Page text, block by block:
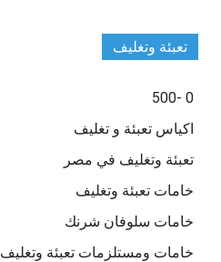
تعبئة وتغليف
0 -500
اكياس تعبئة و تغليف
تعبئة وتغليف في مصر
خامات تعبئة وتغليف
خامات سلوفان شرنك
خامات ومستلزمات تعبئة وتغليف